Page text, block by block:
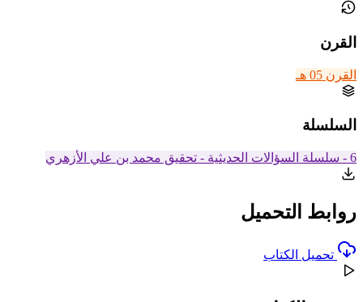
القرن
القرن 05 هـ
السلسلة
6 - سلسلة السؤالات الحديثية - تحقيق محمد بن علي الأزهري
روابط التحميل
تحميل الكتاب